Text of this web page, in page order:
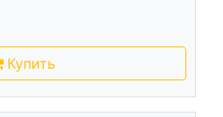
Купить